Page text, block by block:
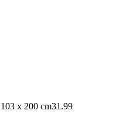
x 200 cm31.99